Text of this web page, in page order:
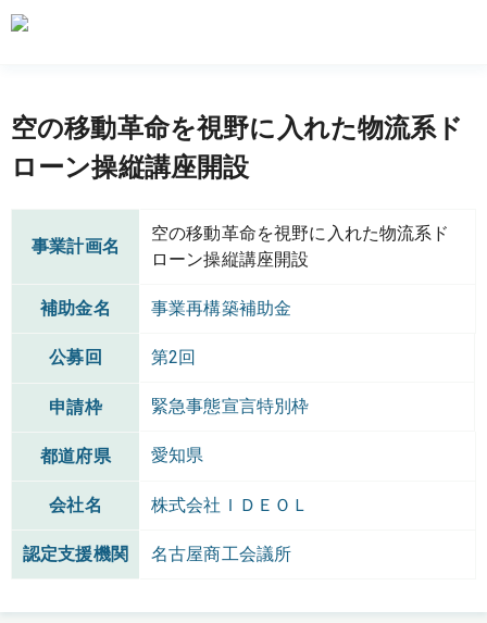
空の移動革命を視野に入れた物流系ド
ローン操縦講座開設
事業計画名
空の移動革命を視野に入れた物流系ド
ローン操縦講座開設
補助金名 事業再構築補助金
公募回 第2回
申請枠 緊急事態宣言特別枠
都道府県 愛知県
会社名 株式会社ＩＤＥＯＬ
認定支援機関 名古屋商工会議所